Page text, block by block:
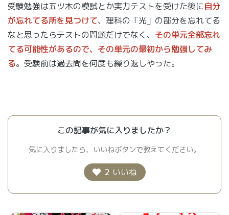
受験勉強は五ツ木の模試とか実力テストを受けた後に自分
が忘れてる所を見つけて、理科の「光」の部分を忘れてる
なと思ったらテストの問題だけでなく、 その単元全部忘れ
てる可能性があるので、その単元の最初から勉強してみ
る。受験前は過去問を何度も繰り返しやった。
この記事が気に入りましたか？
気に入りましたら、いいねボタンで教えてください。
2 いいね